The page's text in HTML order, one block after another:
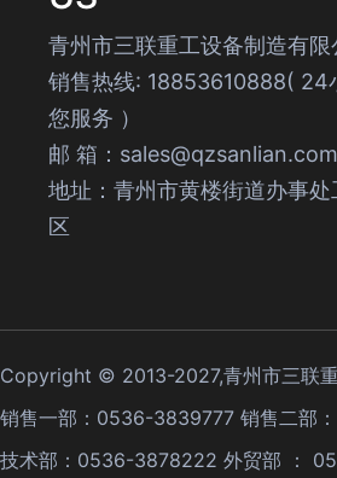
青州市三联重工设备制造有限
销售热线: 18853610888( 24
您服务 ）
邮 箱：sales@qzsanlian.com
地址：青州市黄楼街道办事处
区
Copyright © 2013-2027,青州市三联重
销售一部：0536-3839777 销售二部
技术部：0536-3878222 外贸部 ：